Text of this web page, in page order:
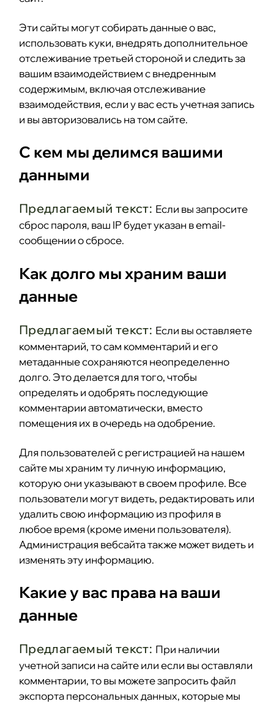
Эти сайты могут собирать данные о вас,
использовать куки, внедрять дополнительное
отслеживание третьей стороной и следить за
вашим взаимодействием с внедренным
содержимым, включая отслеживание
взаимодействия, если у вас есть учетная запись
и вы авторизовались на том сайте.
С кем мы делимся вашими
данными
Предлагаемый текст: Если вы запросите
сброс пароля, ваш IP будет указан в email-
сообщении о сбросе.
Как долго мы храним ваши
данные
Предлагаемый текст: Если вы оставляете
комментарий, то сам комментарий и его
метаданные сохраняются неопределенно
долго. Это делается для того, чтобы
определять и одобрять последующие
комментарии автоматически, вместо
помещения их в очередь на одобрение.
Для пользователей с регистрацией на нашем
сайте мы храним ту личную информацию,
которую они указывают в своем профиле. Все
пользователи могут видеть, редактировать или
удалить свою информацию из профиля в
любое время (кроме имени пользователя).
Администрация вебсайта также может видеть и
изменять эту информацию.
Какие у вас права на ваши
данные
Предлагаемый текст: При наличии
учетной записи на сайте или если вы оставляли
комментарии, то вы можете запросить файл
экспорта персональных данных, которые мы